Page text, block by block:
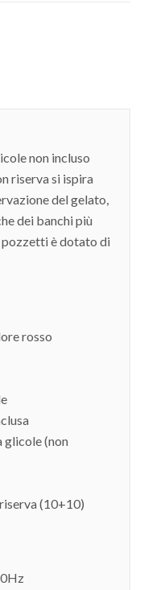
non incluso
riserva si ispira
del gelato,
dei banchi più
pozzetti è dotato di
rosso
glicole (non
(10+10)